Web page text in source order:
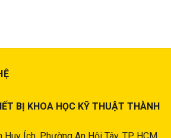
BỊ KHOA HỌC KỸ THUẬT THÀNH